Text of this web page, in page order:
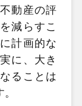
動産の評
減らすこ
計画的な
に、大き
ることは